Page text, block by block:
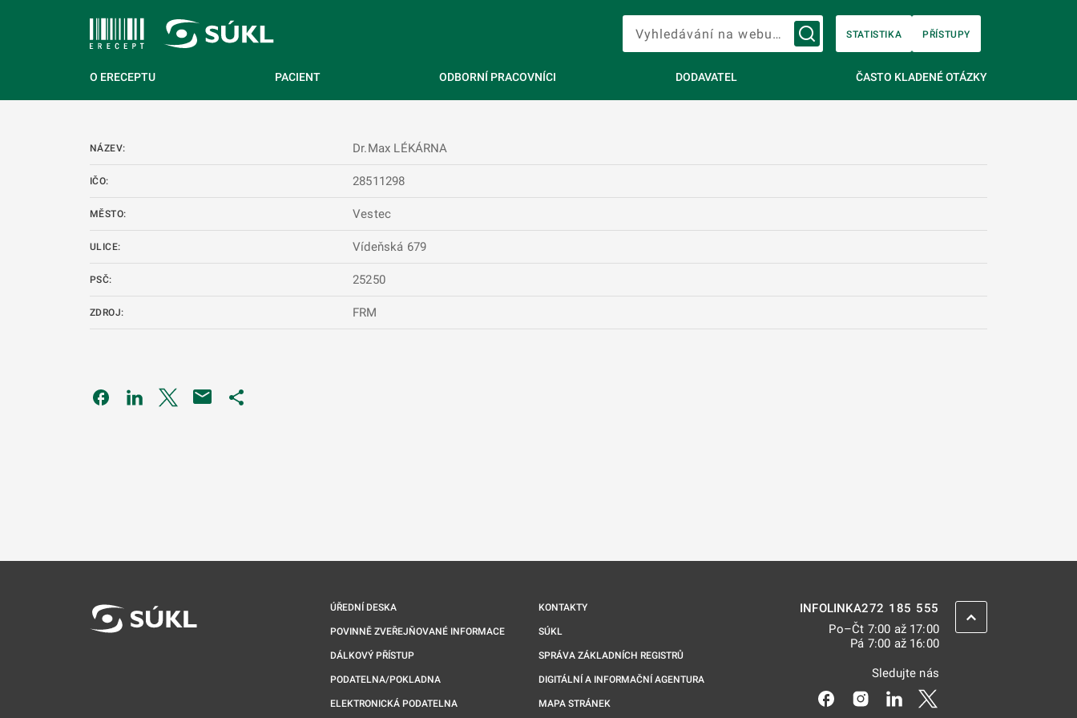
Vyhledávání na webu…
STATISTIKA PŘÍSTUPY
O ERECEPTU PACIENT ODBORNÍ PRACOVNÍCI DODAVATEL ČASTO KLADENÉ OTÁZKY
NÁZEV: Dr.Max LÉKÁRNA
IČO: 28511298
MĚSTO: Vestec
ULICE: Vídeňská 679
PSČ: 25250
ZDROJ: FRM
Odkaz se otevře na nové kartě
Odkaz se otevře na nové kartě
Odkaz se otevře na nové kartě
ÚŘEDNÍ DESKA
POVINNĚ ZVEŘEJŇOVANÉ INFORMACE
DÁLKOVÝ PŘÍSTUP
PODATELNA/POKLADNA
ELEKTRONICKÁ PODATELNA
KONTAKTY
SÚKL
SPRÁVA ZÁKLADNÍCH REGISTRŮ
DIGITÁLNÍ A INFORMAČNÍ AGENTURA
MAPA STRÁNEK
INFOLINKA272 185 555
Po–Čt 7:00 až 17:00
Pá 7:00 až 16:00
Sledujte nás
Odkaz se otevře na nové kartě
Odkaz se otevře na nové kartě
Odkaz se otevře na nové
ZPĚT NAHORU